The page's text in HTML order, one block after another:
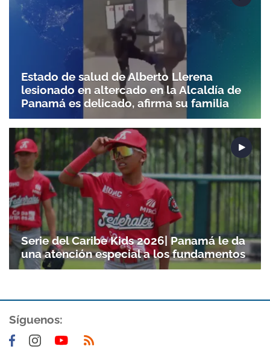
Estado de salud de Alberto Llerena
lesionado en altercado en la Alcaldía de
Panamá es delicado, afirma su familia
Serie del Caribe Kids 2026| Panamá le da
una atención especial a los fundamentos
Síguenos: